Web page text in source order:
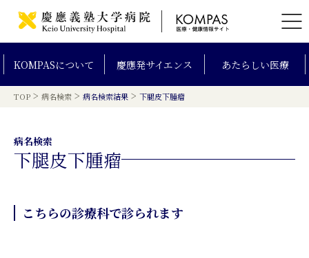
KOMPASについて 慶應発サイエンス あたらしい医療
TOP > 病名検索 > 病名検索結果 > 下腿皮下腫瘤
病名検索
下腿皮下腫瘤
こちらの診療科で診られます